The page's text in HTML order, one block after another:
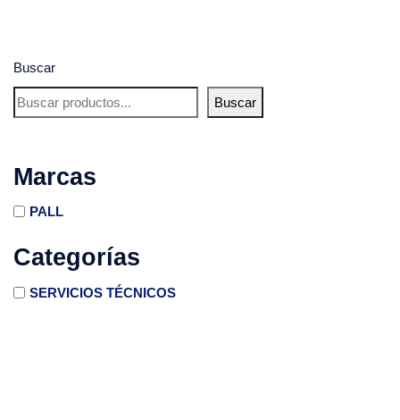
Buscar
Buscar
Marcas
PALL
Categorías
SERVICIOS TÉCNICOS